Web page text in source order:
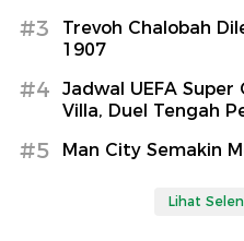
#3
Trevoh Chalobah
1907
#4
Jadwal UEFA Super
Villa, Duel Tengah
#5 Man City Semakin
Lihat